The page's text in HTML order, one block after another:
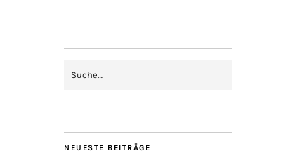
NEUESTE BEITRÄGE